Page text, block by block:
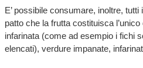
E’ possibile consumare, inoltre, tutti
patto che la frutta costituisca
infarinata (come ad esempio i fichi
elencati), verdure impanate,